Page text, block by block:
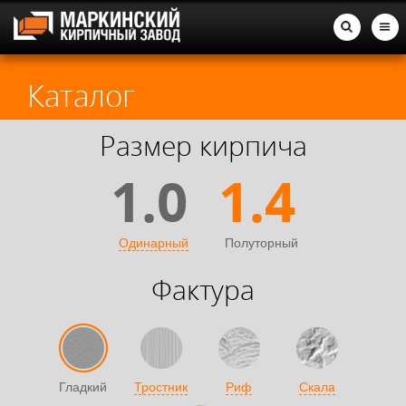
Каталог
Размер кирпича
1.0
Одинарный
1.4
Полуторный
Фактура
Гладкий Тростник Риф Скала